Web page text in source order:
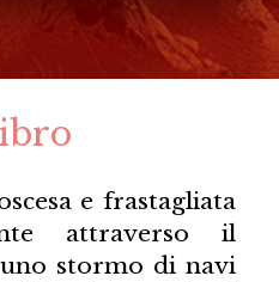
e frastagliata
attraverso il
stormo di navi